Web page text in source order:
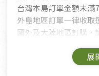
台灣本島訂單金額未滿
外島地區訂單一律收取
國外及大陸地區訂購，
鑑賞期商品說明：